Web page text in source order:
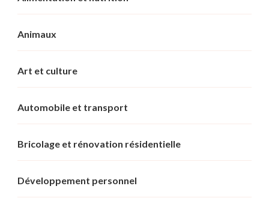
Animaux
Art et culture
Automobile et transport
Bricolage et rénovation résidentielle
Développement personnel